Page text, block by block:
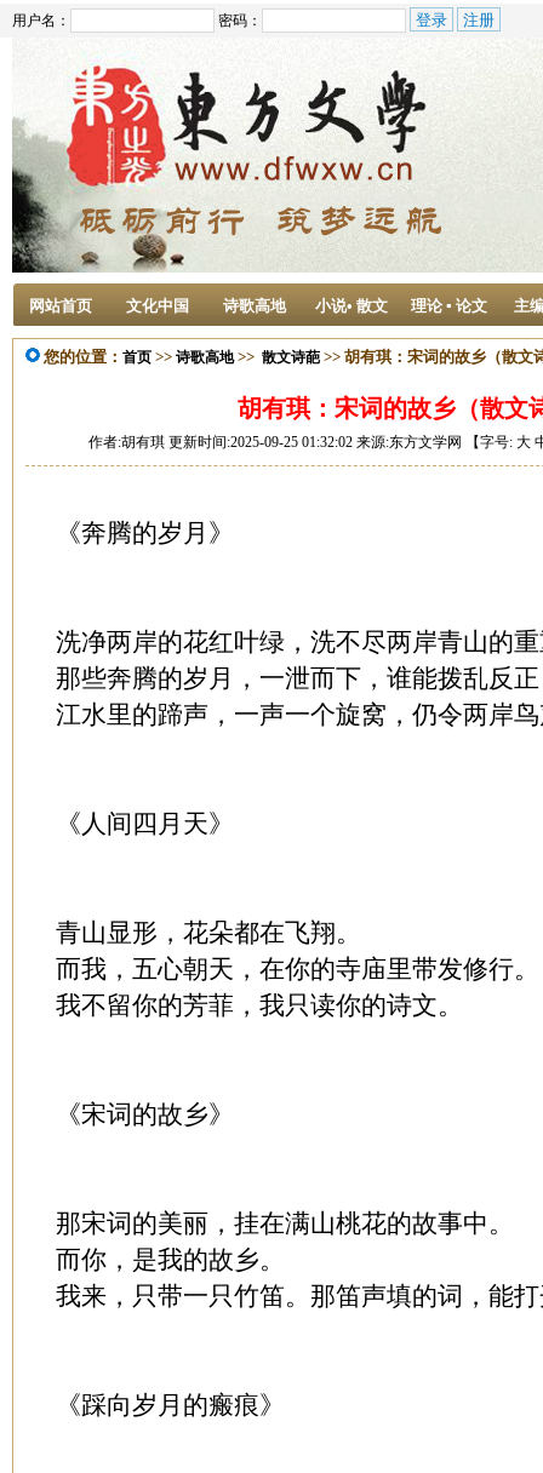
用户名： 密码：
网站首页 文化中国 诗歌高地 小说• 散文 理论 ▪ 论文 主
您的位置： 首页 >> 诗歌高地>> 散文诗葩 >> 胡有琪：宋词的故乡（散文
胡有琪：宋词的故乡（散文
作者:胡有琪 更新时间:2025-09-25 01:32:02 来源:东方文学网 【字号: 大
《奔腾的岁月》
洗净两岸的花红叶绿，洗不尽两岸青山的
那些奔腾的岁月，一泄而下，谁能拨乱反
江水里的蹄声，一声一个旋窝，仍令两岸
《人间四月天》
青山显形，花朵都在飞翔。
而我，五心朝天，在你的寺庙里带发修行。
我不留你的芳菲，我只读你的诗文。
《宋词的故乡》
那宋词的美丽，挂在满山桃花的故事中。
而你，是我的故乡。
我来，只带一只竹笛。那笛声填的词，能
《踩向岁月的瘢痕》